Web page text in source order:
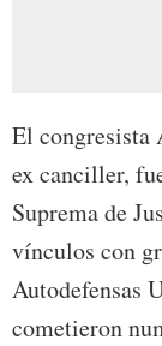
El congresista
ex canciller,
Suprema de
vínculos con
Autodefensas
cometieron